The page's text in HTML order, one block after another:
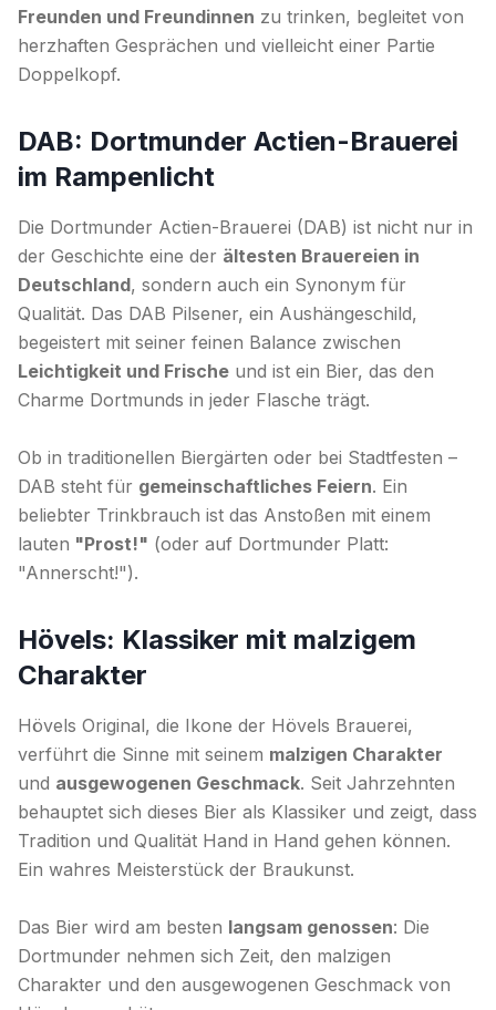
Freunden und Freundinnen zu trinken, begleitet von
herzhaften Gesprächen und vielleicht einer Partie
Doppelkopf.
DAB: Dortmunder Actien-Brauerei
im Rampenlicht
Die Dortmunder Actien-Brauerei (DAB) ist nicht nur in
der Geschichte eine der ältesten Brauereien in
Deutschland, sondern auch ein Synonym für
Qualität. Das DAB Pilsener, ein Aushängeschild,
begeistert mit seiner feinen Balance zwischen
Leichtigkeit und Frische und ist ein Bier, das den
Charme Dortmunds in jeder Flasche trägt.
Ob in traditionellen Biergärten oder bei Stadtfesten –
DAB steht für gemeinschaftliches Feiern. Ein
beliebter Trinkbrauch ist das Anstoßen mit einem
lauten "Prost!" (oder auf Dortmunder Platt:
"Annerscht!").
Hövels: Klassiker mit malzigem
Charakter
Hövels Original, die Ikone der Hövels Brauerei,
verführt die Sinne mit seinem malzigen Charakter
und ausgewogenen Geschmack. Seit Jahrzehnten
behauptet sich dieses Bier als Klassiker und zeigt, dass
Tradition und Qualität Hand in Hand gehen können.
Ein wahres Meisterstück der Braukunst.
Das Bier wird am besten langsam genossen: Die
Dortmunder nehmen sich Zeit, den malzigen
Charakter und den ausgewogenen Geschmack von